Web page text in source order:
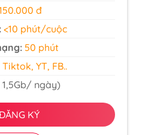
đ
<10 phút/cuộc
50 phút
Tiktok, YT, FB..
1,5Gb/ ngày)
KÝ